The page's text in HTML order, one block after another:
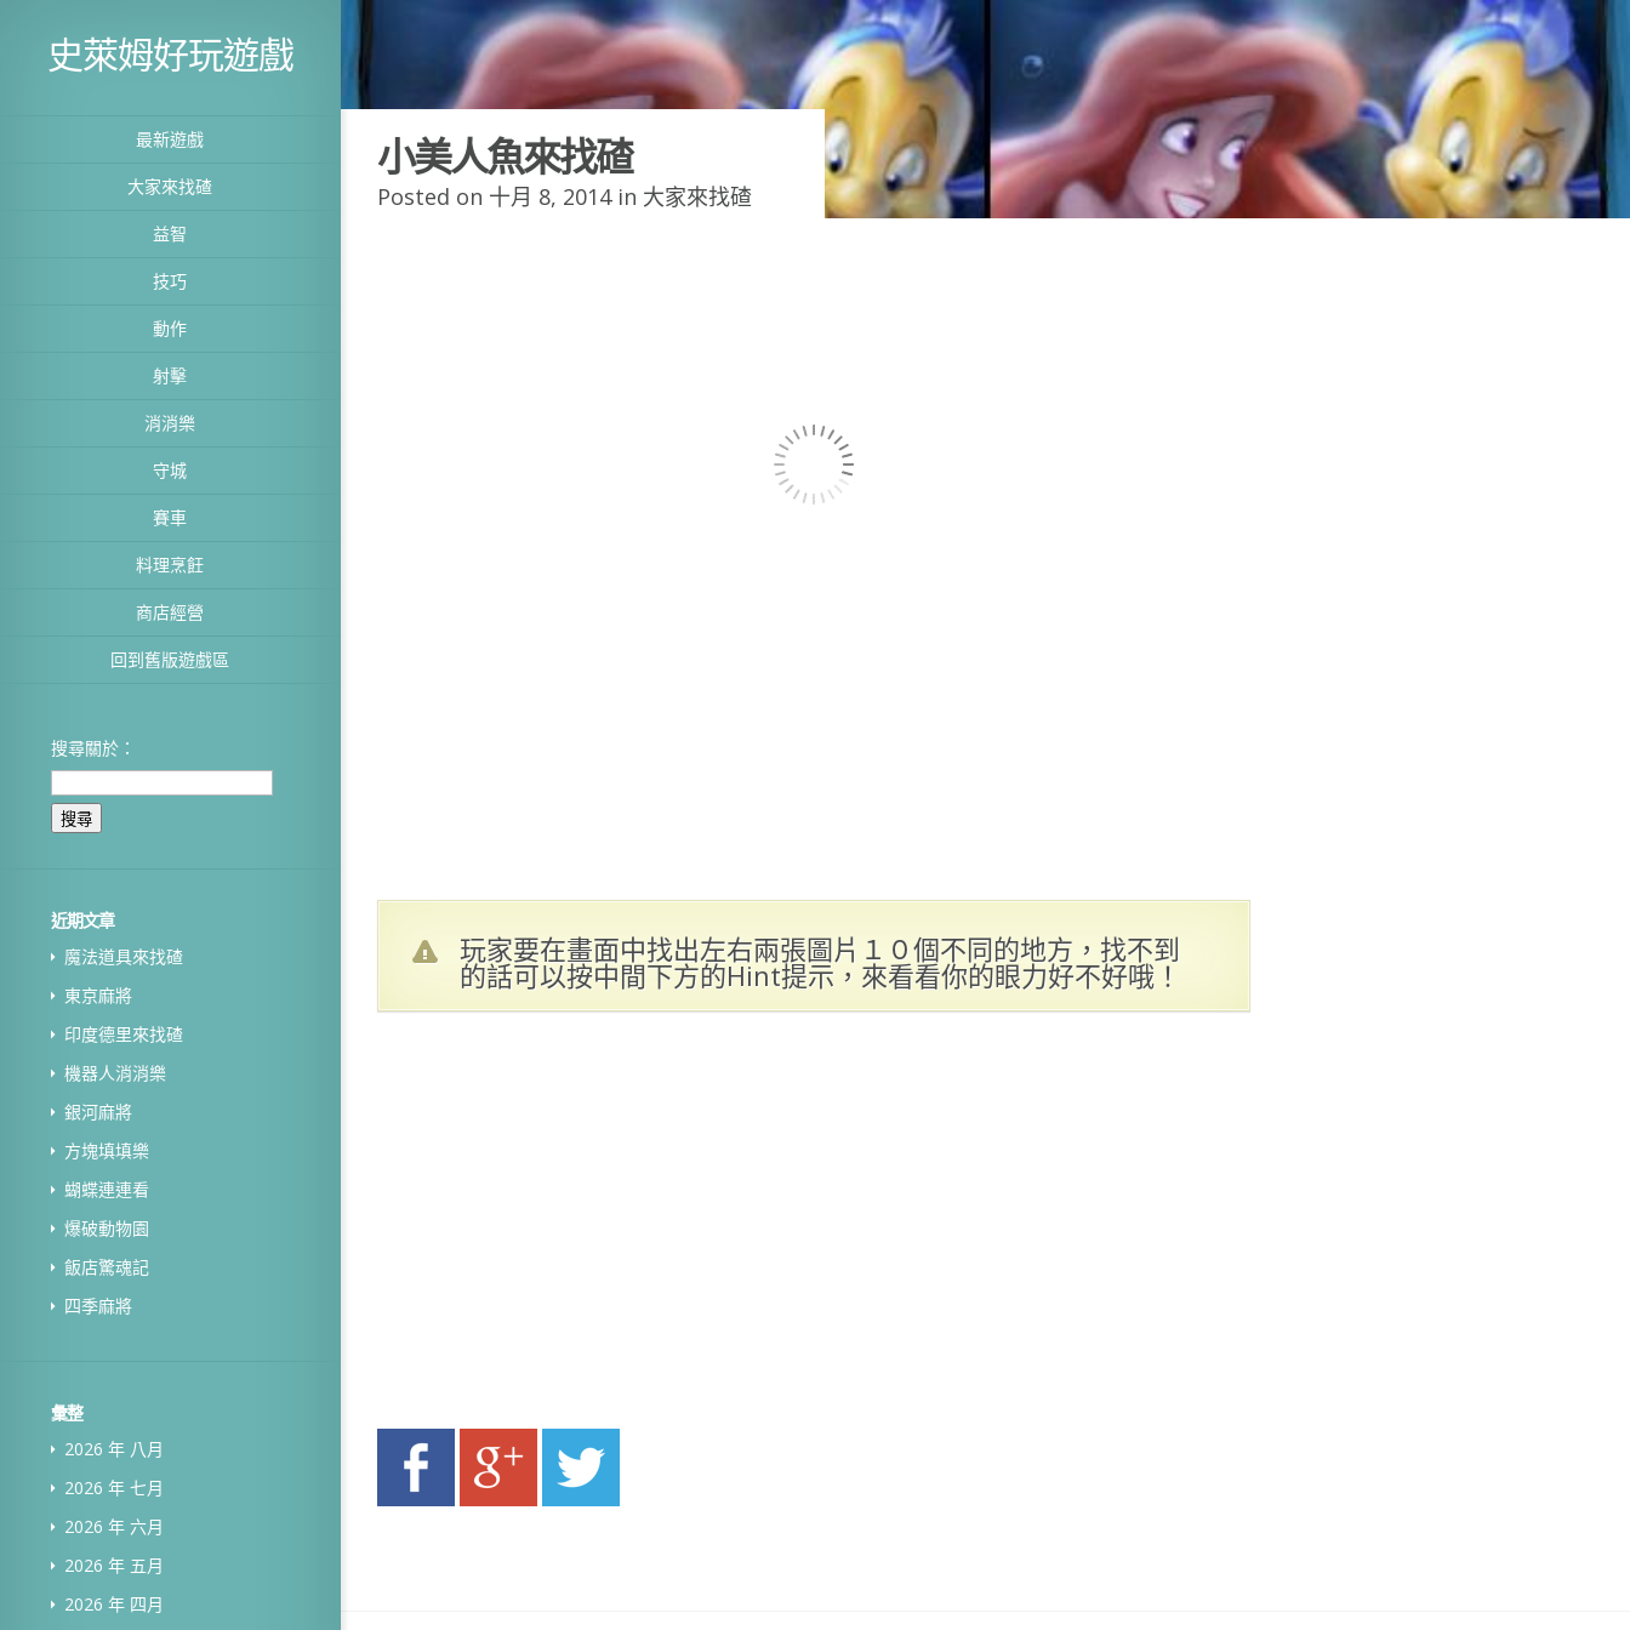
史萊姆好玩遊戲
最新遊戲
大家來找碴
益智
技巧
動作
射擊
消消樂
守城
賽車
料理烹飪
商店經營
回到舊版遊戲區
搜尋關於：
近期文章
魔法道具來找碴
東京麻將
印度德里來找碴
機器人消消樂
銀河麻將
方塊填填樂
蝴蝶連連看
爆破動物園
飯店驚魂記
四季麻將
彙整
2026 年 八月
2026 年 七月
2026 年 六月
2026 年 五月
2026 年 四月
小美人魚來找碴
Posted on 十月 8, 2014 in 大家來找碴
玩家要在畫面中找出左右兩張圖片１０個不同的地方，找不到
的話可以按中間下方的Hint提示，來看看你的眼力好不好哦！